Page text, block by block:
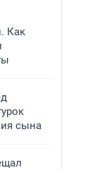
Как
сына